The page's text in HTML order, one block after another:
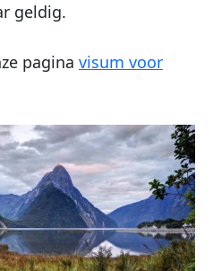
geldig.
pagina visum voor